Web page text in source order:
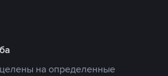
на определенные